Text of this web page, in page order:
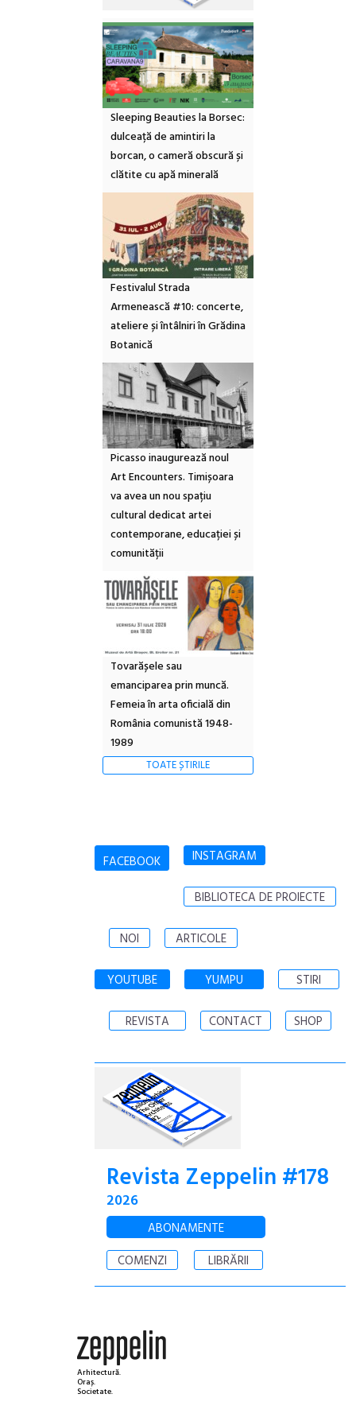
Sleeping Beauties la Borsec:
dulceață de amintiri la
borcan, o cameră obscură și
clătite cu apă minerală
Festivalul Strada
Armenească #10: concerte,
ateliere și întâlniri în Grădina
Botanică
Picasso inaugurează noul
Art Encounters. Timișoara
va avea un nou spațiu
cultural dedicat artei
contemporane, educației și
comunității
Tovarășele sau
emanciparea prin muncă.
Femeia în arta oficială din
România comunistă 1948-
1989
TOATE ȘTIRILE
FACEBOOK INSTAGRAM
BIBLIOTECA DE PROIECTE
NOI ARTICOLE
YOUTUBE YUMPU STIRI
REVISTA CONTACT SHOP
Revista Zeppelin #178
2026
ABONAMENTE
COMENZI
LIBRĂRII
Arhitectură.
Oraș.
Societate.